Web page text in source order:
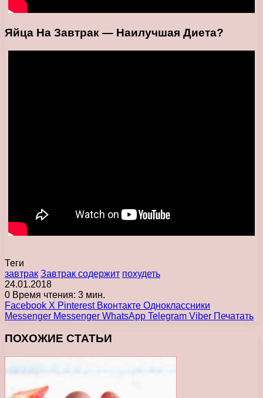
Яйца На Завтрак — Наилучшая Диета?
Теги
завтрак Завтрак содержит похудеть
24.01.2018
0 Время чтения: 3 мин.
Facebook X Pinterest Вконтакте Одноклассники
Messenger Messenger WhatsApp Telegram Viber Печатать
ПОХОЖИЕ СТАТЬИ